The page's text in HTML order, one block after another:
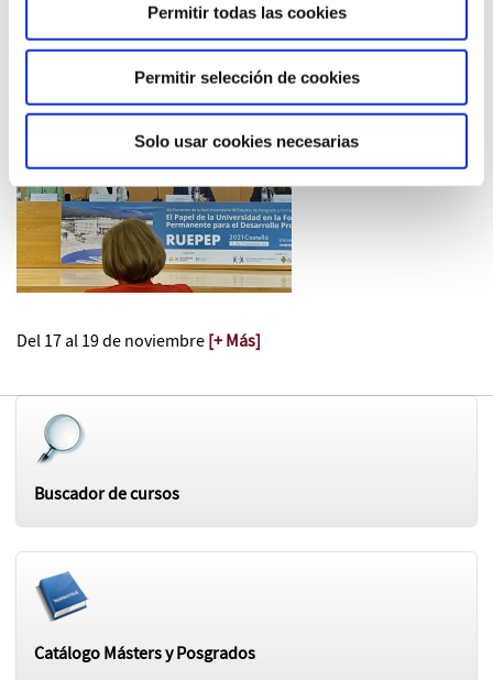
Permitir todas las cookies
Permitir selección de cookies
Solo usar cookies necesarias
Jueves, 18 de noviembre de 2021 ·CONFERENCIAS
La FURV participa en el XIX Encuentro de la
Red Universitaria de Estudios de Postgrado
y Formación Permanente
Del 17 al 19 de noviembre[+ Más]
Buscador de cursos
Catálogo Másters y Posgrados